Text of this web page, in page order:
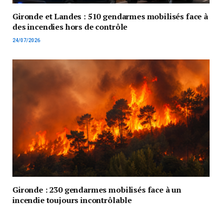
Gironde et Landes : 510 gendarmes mobilisés face à
des incendies hors de contrôle
24/07/2026
Gironde : 230 gendarmes mobilisés face à un
incendie toujours incontrôlable